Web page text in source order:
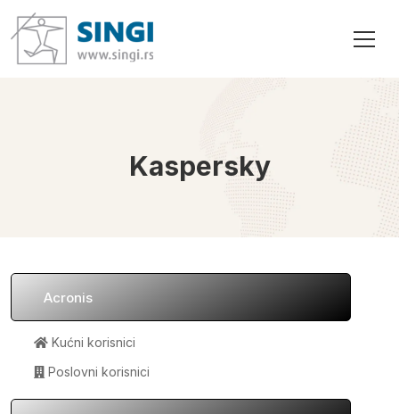
Kaspersky
Acronis
Kućni korisnici
Poslovni korisnici